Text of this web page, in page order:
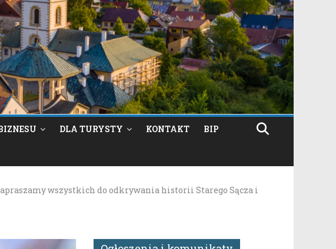
DLA TURYSTY KONTAKT BIP
wszystkich do odkrywania historii Starego Sącza i